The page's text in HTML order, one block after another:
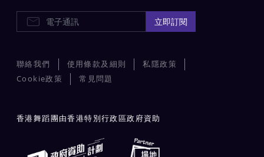
E-Newsletters 立即訂閱
聯絡我們 使用條款及細則
私隱政策
Cookie政策
常見問題
香港舞蹈團由香港特別行政區政府資助